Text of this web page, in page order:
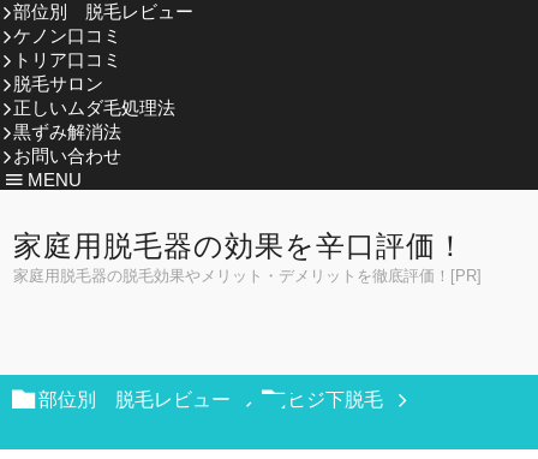
部位別 脱毛レビュー
ケノン口コミ
トリア口コミ
脱毛サロン
正しいムダ毛処理法
黒ずみ解消法
お問い合わせ
MENU
家庭用脱毛器の効果を辛口評価！
家庭用脱毛器の脱毛効果やメリット・デメリットを徹底評価！[PR]
部位別 脱毛レビュー ヒジ下脱毛